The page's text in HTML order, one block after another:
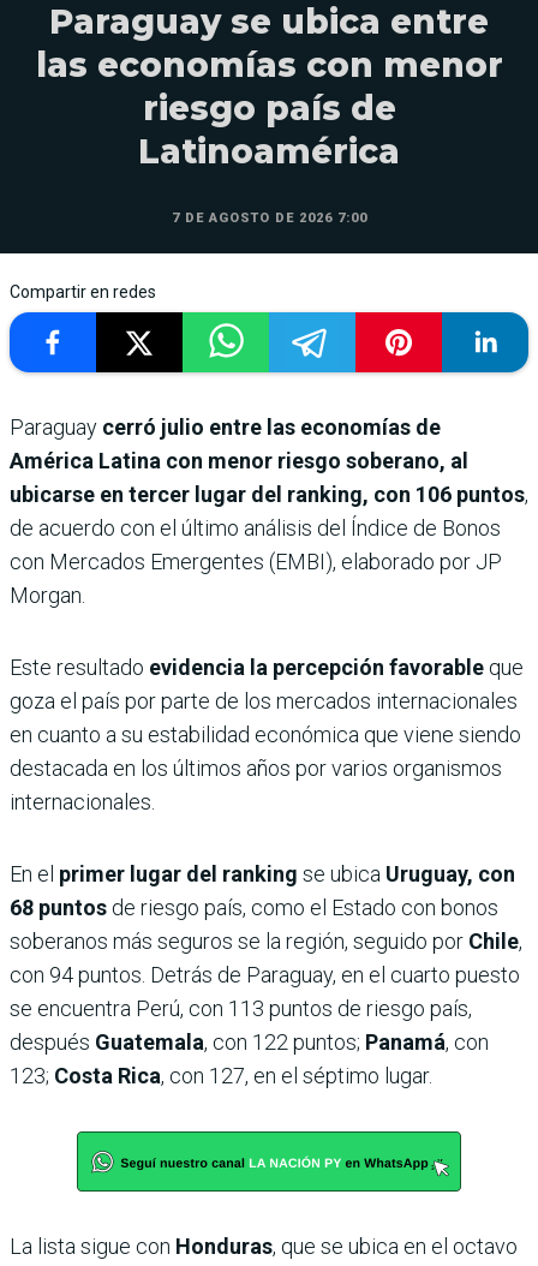
Paraguay se ubica entre
las economías con menor
riesgo país de
Latinoamérica
7 DE AGOSTO DE 2026 7:00
Compartir en redes
Paraguay cerró julio entre las economías de
América Latina con menor riesgo soberano, al
ubicarse en tercer lugar del ranking, con 106 puntos,
de acuerdo con el último análisis del Índice de Bonos
con Mercados Emergentes (EMBI), elaborado por JP
Morgan.
Este resultado evidencia la percepción favorable que
goza el país por parte de los mercados internacionales
en cuanto a su estabilidad económica que viene siendo
destacada en los últimos años por varios organismos
internacionales.
En el primer lugar del ranking se ubica Uruguay, con
68 puntos de riesgo país, como el Estado con bonos
soberanos más seguros se la región, seguido por Chile,
con 94 puntos. Detrás de Paraguay, en el cuarto puesto
se encuentra Perú, con 113 puntos de riesgo país,
después Guatemala, con 122 puntos; Panamá, con
123; Costa Rica, con 127, en el séptimo lugar.
La lista sigue con Honduras, que se ubica en el octavo